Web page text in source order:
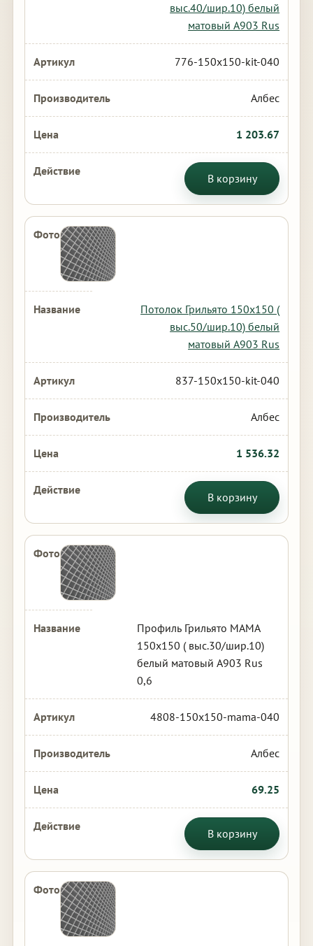
выс.40/шир.10) белый
матовый А903 Rus
776-150x150-kit-040
Албес
1 203.67
В корзину
Потолок Грильято 150х150 (
выс.50/шир.10) белый
матовый А903 Rus
837-150x150-kit-040
Албес
1 536.32
В корзину
Профиль Грильято МАМА
150х150 ( выс.30/шир.10)
белый матовый А903 Rus
0,6
4808-150x150-mama-040
Албес
69.25
В корзину